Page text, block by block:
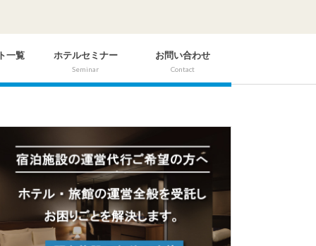
一覧 ホテルセミナー
Seminar
お問い合わせ
Contact